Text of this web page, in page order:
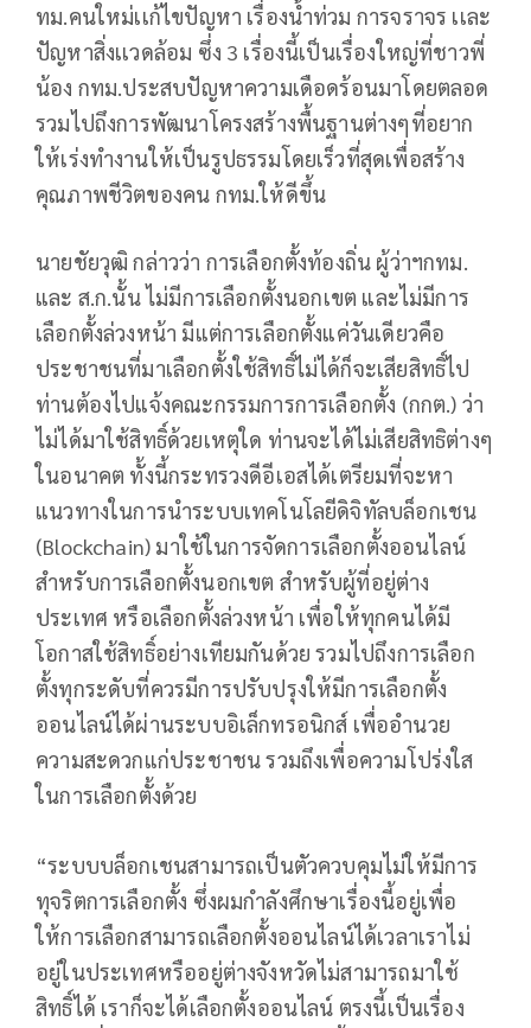
ทม.คนใหม่เเก้ไขปัญหา เรื่องน้ำท่วม การจราจร เเละ
ปัญหาสิ่งเเวดล้อม ​ซึ่ง 3 เรื่องนี้เป็นเรื่องใหญ่​ที่ชาวพี่
น้อง​ กทม.ประสบปัญหาความ​เดือดร้อน​มาโดยตลอด
รวมไปถึงการพัฒนาโครงสร้างพื้นฐานต่างๆที่อยาก
ให้เร่งทำงานให้เป็นรูปธรรม​โดยเร็วที่สุดเพื่อสร้าง
คุณภาพชีวิตของคน กทม.ให้ดีขึ้น
นายชัยวุฒิ กล่าวว่า การเลือกตั้งท้องถิ่น ผู้ว่าฯกทม.
และ​ ส.ก.​นั้น ไม่มีการเลือกตั้งนอกเขต และไม่มีการ
เลือกตั้งล่วงหน้า มีแต่การเลือกตั้งแค่วันเดียวคือ
ประชาชนที่มาเลือกตั้งใช้สิทธิ์​ไม่ได้ก็จะเสียสิทธิ์​ไป
ท่านต้องไปแจ้ง​คณะกรรมการการเลือกตั้ง (กกต.​) ว่า
ไม่ได้มาใช้สิทธิ์​ด้วยเหตุใด ท่านจะได้ไม่เสียสิทธิ​ต่างๆ
ในอนาคต ทั้งนี้กระทรวงดีอีเอสได้เตรียมที่จะหา
แนวทางในการนำระบบเทคโนโลยีดิจิทัลบล็อกเชน
(Blockchain) มาใช้ในการจัดการเลือกตั้งออนไลน์
สำหรับการเลือกตั้งนอกเขต สำหรับผู้ที่อยู่ต่าง
ประเทศ หรือเลือกตั้งล่วงหน้า เพื่อให้ทุกคนได้มี
โอกาสใช้สิทธิ์อย่างเทียมกันด้วย รวมไปถึงการเลือก
ตั้งทุกระดับที่ควรมีการปรับปรุงให้มีการเลือกตั้ง
ออนไลน์​ได้ผ่านระบบอิเล็กทรอนิกส์​ เพื่ออำนวย
ความสะดวกแก่ประชาชน รวมถึงเพื่อความโปร่งใส
ในการเลือกตั้งด้วย
“ระบบบล็อกเชนสามารถเป็นตัวควบคุมไม่ให้มีการ
ทุจริตการเลือกตั้ง ซึ่งผมกำลังศึก​ษาเรื่องนี้อยู่เพื่อ
ให้การเลือกสามารถเลือกตั้งออนไลน์​ได้เวลาเราไม่
อยู่ในประเทศ​หรืออยู่ต่างจังหวัดไม่สามารถ​มาใช้
สิทธิ์​ได้ เราก็จะได้เลือกตั้งออนไลน์ ​ตรงนี้เป็นเรื่อง